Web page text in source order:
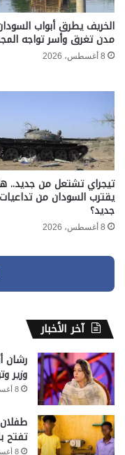
الخريف يطرق أبواب
مدن تغرق وأسر تواجه
8 أغسطس، 2026
تيجراي تشتعل من جديد..
يقترب السودان من
جديد؟
8 أغسطس، 2026
آخر الأخبار
رشان
وزير
8 أغسطس، 2026
تفتح
8 أغسطس، 2026